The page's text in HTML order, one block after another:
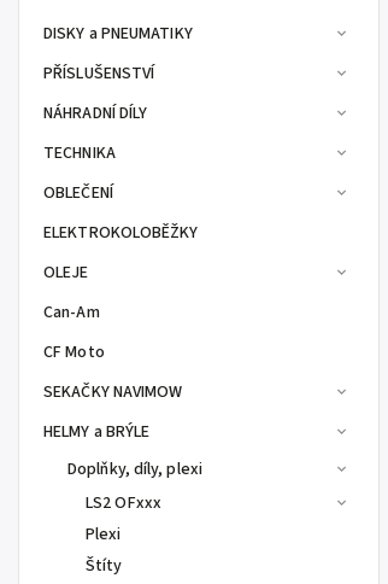
DISKY a PNEUMATIKY
PŘÍSLUŠENSTVÍ
NÁHRADNÍ DÍLY
TECHNIKA
OBLEČENÍ
ELEKTROKOLOBĚŽKY
OLEJE
Can-Am
CF Moto
SEKAČKY NAVIMOW
HELMY a BRÝLE
Doplňky, díly, plexi
LS2 OFxxx
Plexi
Štíty